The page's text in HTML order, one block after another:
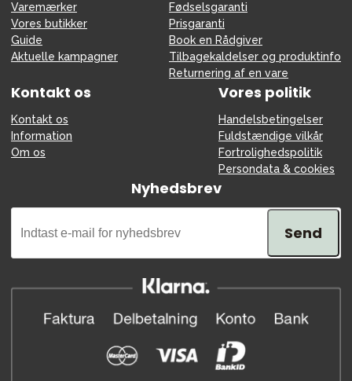
Varemærker
Vores butikker
Guide
Aktuelle kampagner
Fødselsgaranti
Prisgaranti
Book en Rådgiver
Tilbagekaldelser og produktinfo
Returnering af en vare
Kontakt os
Kontakt os
Information
Om os
Vores politik
Handelsbetingelser
Fuldstændige vilkår
Fortrolighedspolitik
Persondata & cookies
Nyhedsbrev
Send